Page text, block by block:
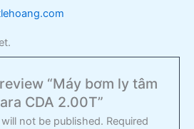
“Máy bơm ly tâm
CDA 2.00T”
not be published. Required